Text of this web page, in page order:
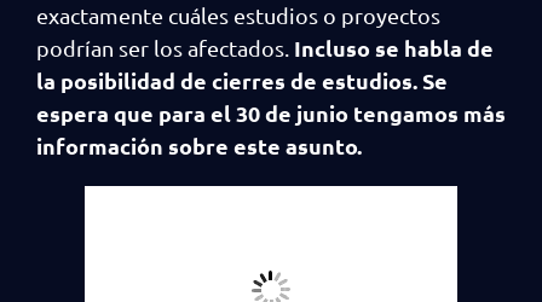
exactamente cuáles estudios o proyectos
podrían ser los afectados. Incluso se habla de
la posibilidad de cierres de estudios. Se
espera que para el 30 de junio tengamos más
información sobre este asunto.